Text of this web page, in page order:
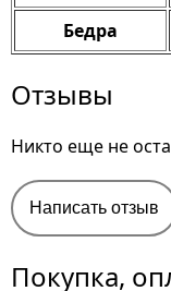
Бедра
Отзывы
Никто еще не
Написать отзыв
Покупка,